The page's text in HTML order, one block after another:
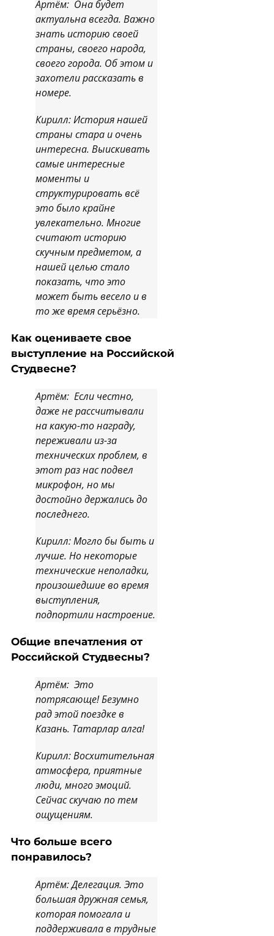
Артём: Она будет
актуальна всегда. Важно
знать историю своей
страны, своего народа,
своего города. Об этом и
захотели рассказать в
номере.
Кирилл: История нашей
страны стара и очень
интересна. Выискивать
самые интересные
моменты и
структурировать всё
это было крайне
увлекательно. Многие
считают историю
скучным предметом, а
нашей целью стало
показать, что это
может быть весело и в
то же время серьёзно.
Как оцениваете свое
выступление на Российской
Студвесне?
Артём: Если честно,
даже не рассчитывали
на какую-то награду,
переживали из-за
технических проблем, в
этот раз нас подвел
микрофон, но мы
достойно держались до
последнего.
Кирилл: Могло бы быть и
лучше. Но некоторые
технические неполадки,
произошедшие во время
выступления,
подпортили настроение.
Общие впечатления от
Российской Студвесны?
Артём: Это
потрясающе! Безумно
рад этой поездке в
Казань. Татарлар алга!
Кирилл: Восхитительная
атмосфера, приятные
люди, много эмоций.
Сейчас скучаю по тем
ощущениям.
Что больше всего
понравилось?
Артём: Делегация. Это
большая дружная семья,
которая помогала и
поддерживала в трудные